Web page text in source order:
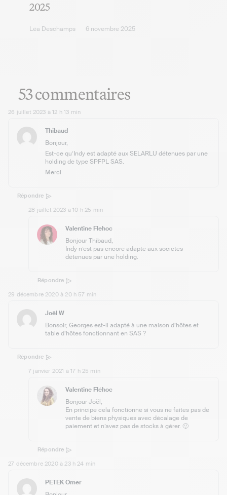
2025
Léa Deschamps 6 novembre 2025
53 commentaires
26 juillet 2023 à 12 h 13 min
Thibaud
Bonjour,
Est-ce qu’Indy est adapté aux SELARLU détenues par une
holding de type SPFPL SAS.
Merci
Répondre
28 juillet 2023 à 10 h 25 min
Valentine Flehoc
Bonjour Thibaud,
Indy n’est pas encore adapté aux sociétés
détenues par une holding.
Répondre
29 décembre 2020 à 20 h 57 min
Joël W
Bonsoir, Georges est-il adapté à une maison d’hôtes et
table d’hôtes fonctionnant en SAS ?
Répondre
7 janvier 2021 à 17 h 25 min
Valentine Fléhoc
Bonjour Joël,
En principe cela fonctionne si vous ne faites pas de
vente de biens physiques avec décalage de
paiement et n’avez pas de stocks à gérer. 🙂
Répondre
27 décembre 2020 à 23 h 24 min
PETEK Omer